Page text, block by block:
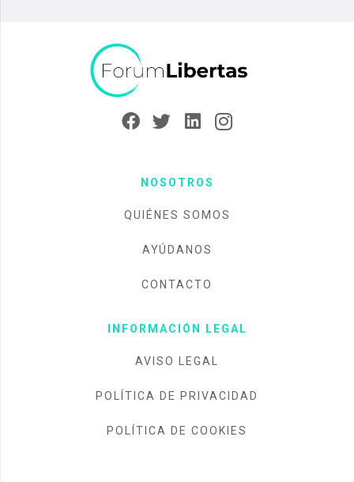
NOSOTROS
QUIÉNES SOMOS
AYÚDANOS
CONTACTO
INFORMACIÓN LEGAL
AVISO LEGAL
POLÍTICA DE PRIVACIDAD
POLÍTICA DE COOKIES